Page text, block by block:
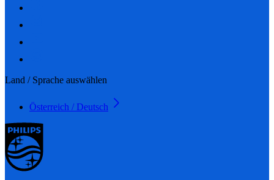
Land / Sprache auswählen
Österreich / Deutsch